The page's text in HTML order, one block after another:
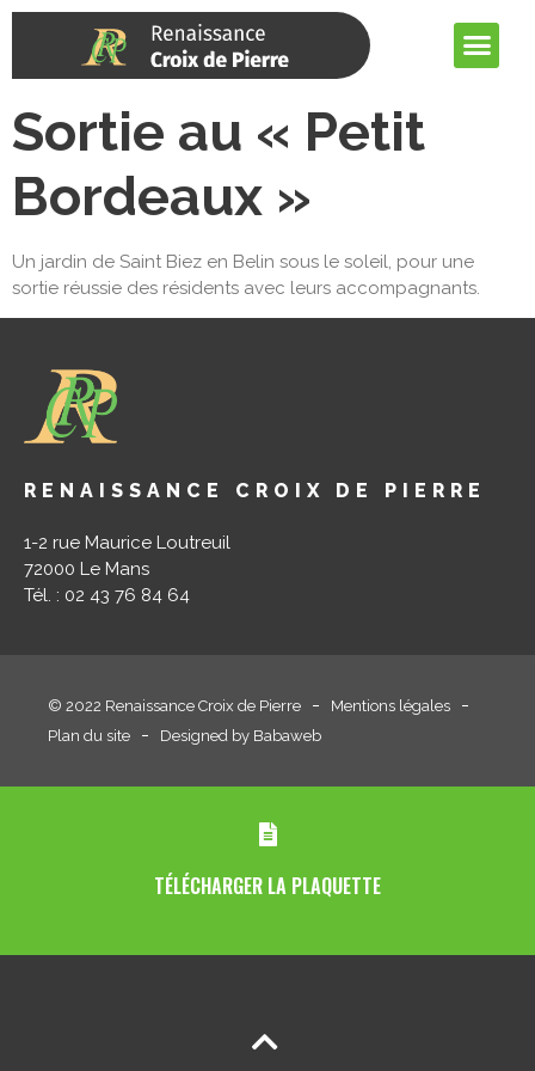
Sortie au « Petit
Bordeaux »
Un jardin de Saint Biez en Belin sous le soleil, pour une
sortie réussie des résidents avec leurs accompagnants.
RENAISSANCE CROIX DE PIERRE
1-2 rue Maurice Loutreuil
72000 Le Mans
Tél. : 02 43 76 84 64
© 2022 Renaissance Croix de Pierre
Mentions légales
Plan du site
Designed by Babaweb
TÉLÉCHARGER LA PLAQUETTE